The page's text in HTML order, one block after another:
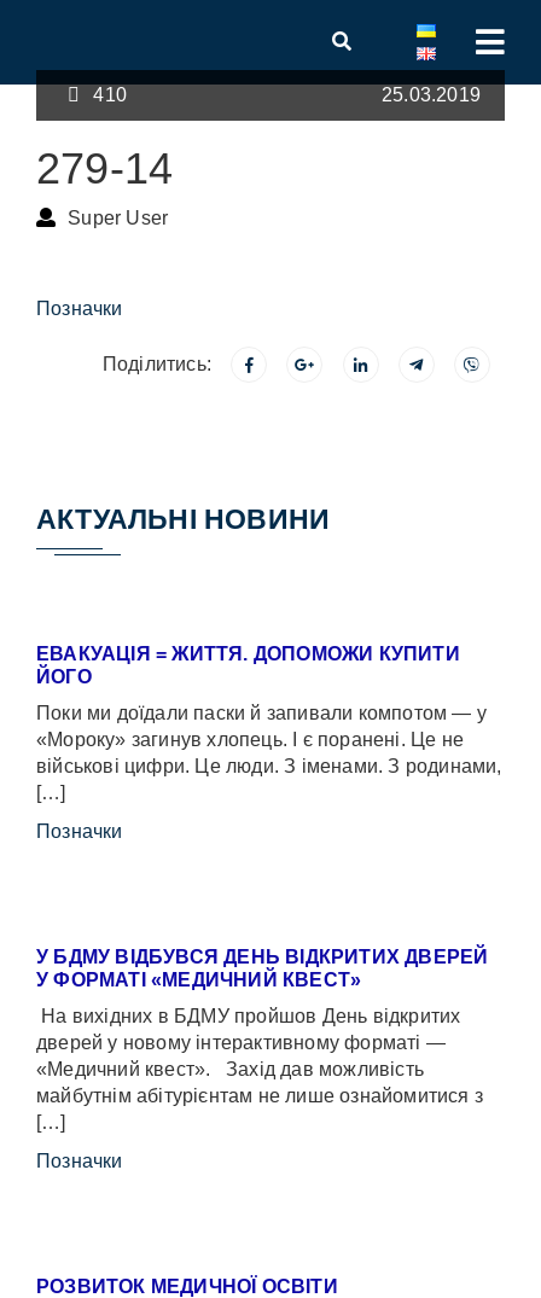
410 25.03.2019
279-14
Super User
Позначки
Поділитись:
АКТУАЛЬНІ НОВИНИ
ЕВАКУАЦІЯ = ЖИТТЯ. ДОПОМОЖИ КУПИТИ
ЙОГО
Поки ми доїдали паски й запивали компотом — у
«Мороку» загинув хлопець. І є поранені. Це не
військові цифри. Це люди. З іменами. З родинами,
[…]
Позначки
У БДМУ ВІДБУВСЯ ДЕНЬ ВІДКРИТИХ ДВЕРЕЙ
У ФОРМАТІ «МЕДИЧНИЙ КВЕСТ»
На вихідних в БДМУ пройшов День відкритих
дверей у новому інтерактивному форматі —
«Медичний квест». Захід дав можливість
майбутнім абітурієнтам не лише ознайомитися з
[…]
Позначки
РОЗВИТОК МЕДИЧНОЇ ОСВІТИ